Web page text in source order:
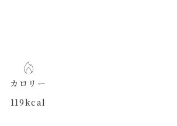
カロリー
119kcal